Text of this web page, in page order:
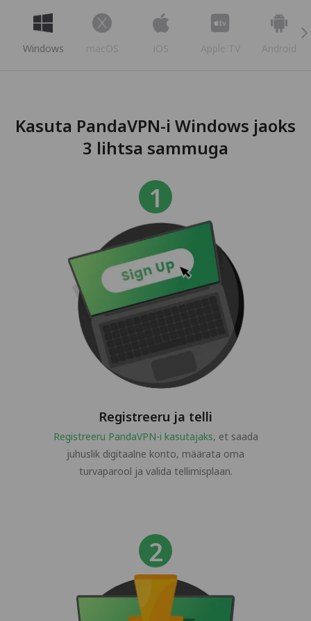
Windows macOS iOS Apple TV Android
Kasuta PandaVPN-i Windows jaoks
3 lihtsa sammuga
Registreeru ja telli
Registreeru PandaVPN-i kasutajaks, et saada
juhuslik digitaalne konto, määrata oma
turvaparool ja valida tellimisplaan.